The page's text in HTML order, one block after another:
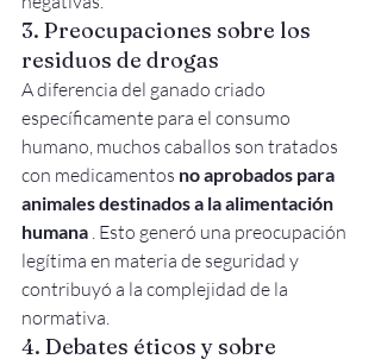
3. Preocupaciones sobre los
residuos de drogas
A diferencia del ganado criado
específicamente para el consumo
humano, muchos caballos son tratados
con medicamentos no aprobados para
animales destinados a la alimentación
humana . Esto generó una preocupación
legítima en materia de seguridad y
contribuyó a la complejidad de la
normativa.
4. Debates éticos y sobre